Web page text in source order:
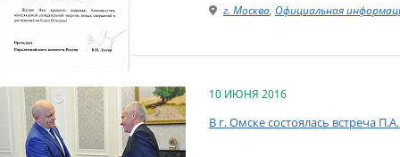
г. Москва, Официальная
10 ИЮНЯ 2016
В г. Омске состоялась встреча